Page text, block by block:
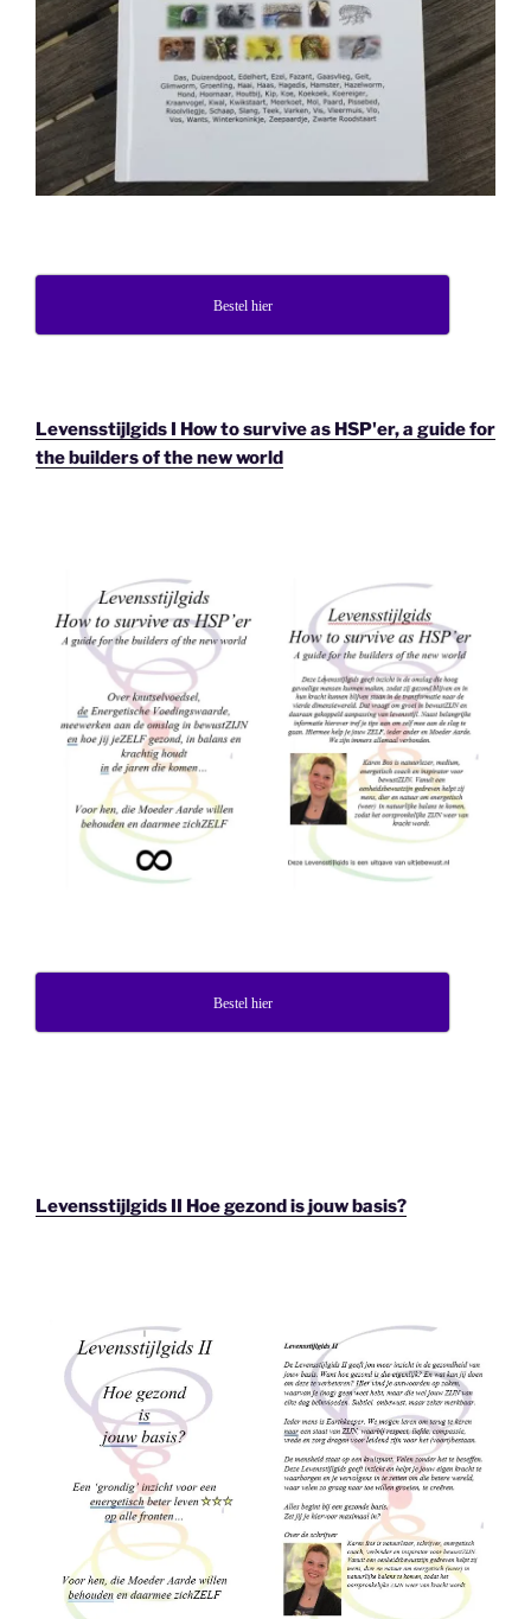
Bestel hier
Levensstijlgids I How to survive as HSP'er, a guide for
the builders of the new world
Bestel hier
Levensstijlgids II Hoe gezond is jouw basis?